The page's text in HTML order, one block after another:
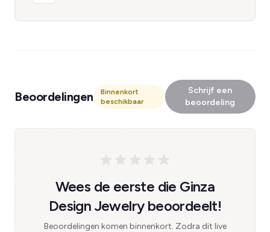
Beoordelingen
Binnenkort
beschikbaar
Schrijf een
beoordeling
Wees de eerste die Ginza
Design Jewelry beoordeelt!
Beoordelingen komen binnenkort. Zodra dit live